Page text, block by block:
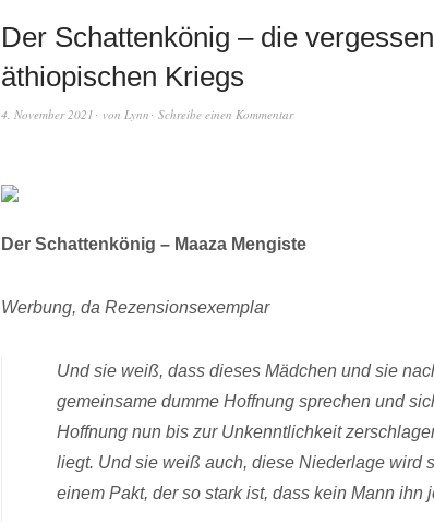
Der Schattenkönig – die
äthiopischen Kriegs
4. November 2021 von Lynn Schreibe einen Kommentar
Der Schattenkönig – Maaza Mengiste
Werbung, da Rezensionsexemplar
Und sie weiß, dass dieses Mädchen und sie
gemeinsame dumme Hoffnung sprechen und
Hoffnung nun bis zur Unkenntlichkeit
liegt. Und sie weiß auch, diese Niederlage wird
einem Pakt, der so stark ist, dass kein Mann ihn